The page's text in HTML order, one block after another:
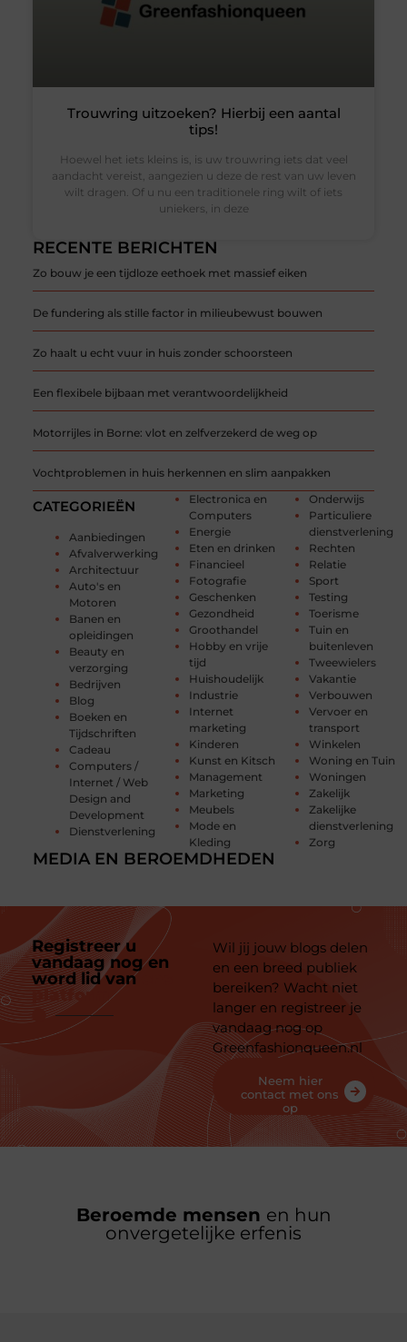
RECENTE BERICHTEN
Zo bouw je een tijdloze eethoek met massief eiken
De fundering als stille factor in milieubewust bouwen
Zo haalt u echt vuur in huis zonder schoorsteen
Een flexibele bijbaan met verantwoordelijkheid
Motorrijles in Borne: vlot en zelfverzekerd de weg op
Vochtproblemen in huis herkennen en slim aanpakken
CATEGORIEËN
Aanbiedingen
Afvalverwerking
Architectuur
Auto's en
Motoren
Banen en
opleidingen
Beauty en
verzorging
Bedrijven
Blog
Boeken en
Tijdschriften
Cadeau
Computers /
Internet / Web
Design and
Development
Dienstverlening
Electronica en
Computers
Energie
Eten en drinken
Financieel
Fotografie
Geschenken
Gezondheid
Groothandel
Hobby en vrije
tijd
Huishoudelijk
Industrie
Internet
marketing
Kinderen
Kunst en Kitsch
Management
Marketing
Meubels
Mode en
Kleding
Onderwijs
Particuliere
dienstverlening
Rechten
Relatie
Sport
Testing
Toerisme
Tuin en
buitenleven
Tweewielers
Vakantie
Verbouwen
Vervoer en
transport
Winkelen
Woning en Tuin
Woningen
Zakelijk
Zakelijke
dienstverlening
Zorg
MEDIA EN BEROEMDHEDEN
Trouwring uitzoeken? Hierbij een aantal
tips!
Hoewel het iets kleins is, is uw trouwring iets dat veel
aandacht vereist, aangezien u deze de rest van uw leven
wilt dragen. Of u nu een traditionele ring wilt of iets
uniekers, in deze
Registreer u
vandaag nog en
word lid van
platform
Wil jij jouw blogs delen
en een breed publiek
bereiken? Wacht niet
langer en registreer je
vandaag nog op
Greenfashionqueen.nl
Neem hier
contact met ons
op
Beroemde mensen en hun
onvergetelijke erfenis